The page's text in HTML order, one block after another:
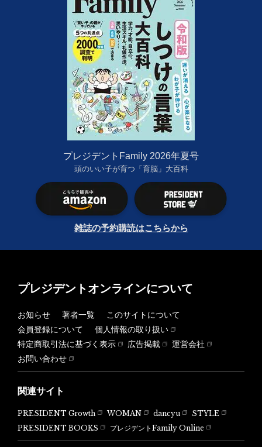
プレジデントFamily 2026年夏号
頭のいい子が育つ「育脳」大百科
雑誌の予約購読はこちらから
プレジデントオンラインについて
お知らせ 著者一覧
このサイトについて
会員登録について
個人情報の取り扱い
特定商取引法に基づく表示
広告掲載
運営会社
お問い合わせ
関連サイト
PRESIDENT Growth WOMAN dancyu
STYLE
PRESIDENT BOOKS
プレジデントFamily Online